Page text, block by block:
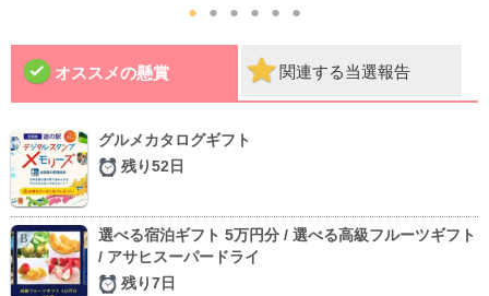
● ● ● ● ● ●
オススメの懸賞 関連する当選報告
グルメカタログギフト
残り52日
選べる宿泊ギフト 5万円分 / 選べる高級フルーツギフト
/ アサヒスーパードライ
残り7日